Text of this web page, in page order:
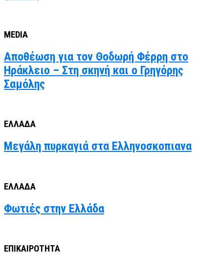
MEDIA
Αποθέωση για τον Θοδωρή Φέρρη στο
Ηράκλειο – Στη σκηνή και ο Γρηγόρης
Σαμόλης
ΕΛΛΑΔΑ
Μεγάλη πυρκαγιά στα Ελληνοσκοπιανα
ΕΛΛΑΔΑ
Φωτιές στην Ελλάδα
ΕΠΙΚΑΙΡΟΤΗΤΑ